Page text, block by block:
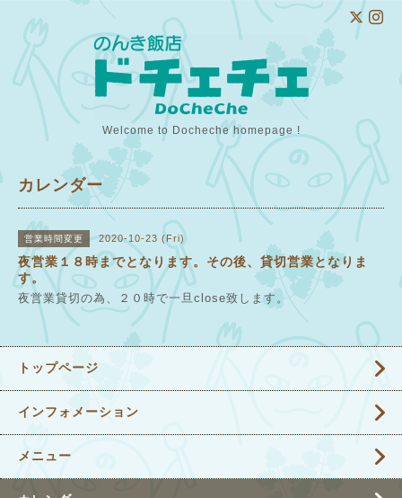
Welcome to Docheche homepage !
カレンダー
営業時間変更 2020-10-23 (Fri)
夜営業１８時までとなります。その後、貸切営業となりま
す。
夜営業貸切の為、２０時で一旦close致します。
トップページ
インフォメーション
メニュー